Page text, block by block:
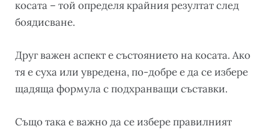
косата – той определя крайния резултат след
боядисване.
Друг важен аспект е състоянието на косата. Ако
тя е суха или увредена, по-добре е да се избере
щадяща формула с подхранващи съставки.
Също така е важно да се избере правилният